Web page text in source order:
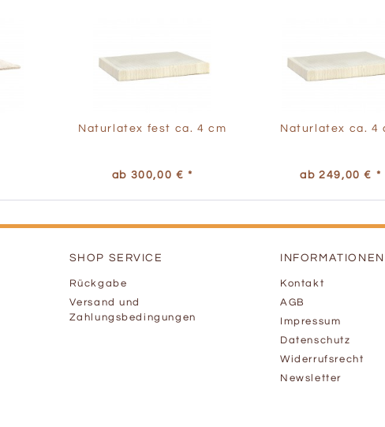
Naturlatex fest ca. 4 cm
ab 300,00 € *
Naturlatex ca. 4
ab 249,00 € *
SHOP SERVICE
Rückgabe
Versand und
Zahlungsbedingungen
INFORMATIONEN
Kontakt
AGB
Impressum
Datenschutz
Widerrufsrecht
Newsletter